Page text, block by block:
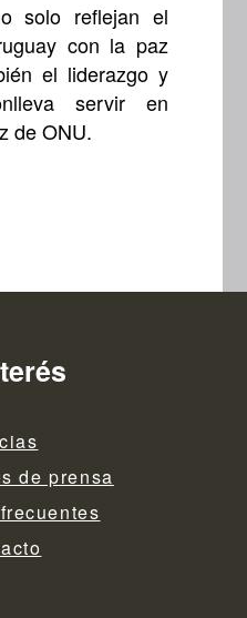
solo reflejan el
con la paz
el liderazgo y
servir en
de ONU.
de prensa